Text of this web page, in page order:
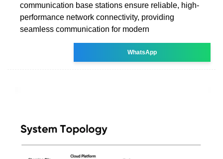
communication base stations ensure reliable, high-
performance network connectivity, providing
seamless communication for modern
WhatsApp